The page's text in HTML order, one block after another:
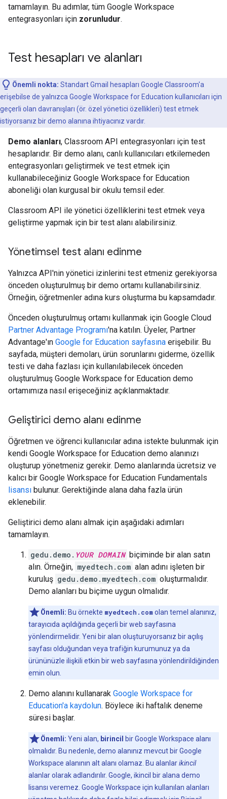
tamamlayın. Bu adımlar, tüm Google Workspace
entegrasyonları için zorunludur.
Test hesapları ve alanları
Önemli nokta: Standart Gmail hesapları Google Classroom'a
erişebilse de yalnızca Google Workspace for Education kullanıcıları için
geçerli olan davranışları (ör. özel yönetici özellikleri) test etmek
istiyorsanız bir demo alanına ihtiyacınız vardır.
Demo alanları, Classroom API entegrasyonları için test
hesaplarıdır. Bir demo alanı, canlı kullanıcıları etkilemeden
entegrasyonları geliştirmek ve test etmek için
kullanabileceğiniz Google Workspace for Education
aboneliği olan kurgusal bir okulu temsil eder.
Classroom API ile yönetici özelliklerini test etmek veya
geliştirme yapmak için bir test alanı alabilirsiniz.
Yönetimsel test alanı edinme
Yalnızca API'nin yönetici izinlerini test etmeniz gerekiyorsa
önceden oluşturulmuş bir demo ortamı kullanabilirsiniz.
Örneğin, öğretmenler adına kurs oluşturma bu kapsamdadır.
Önceden oluşturulmuş ortamı kullanmak için Google Cloud
Partner Advantage Programı'na katılın. Üyeler, Partner
Advantage'ın Google for Education sayfasına erişebilir. Bu
sayfada, müşteri demoları, ürün sorunlarını giderme, özellik
testi ve daha fazlası için kullanılabilecek önceden
oluşturulmuş Google Workspace for Education demo
ortamımıza nasıl erişeceğiniz açıklanmaktadır.
Geliştirici demo alanı edinme
Öğretmen ve öğrenci kullanıcılar adına istekte bulunmak için
kendi Google Workspace for Education demo alanınızı
oluşturup yönetmeniz gerekir. Demo alanlarında ücretsiz ve
kalıcı bir Google Workspace for Education Fundamentals
lisansı bulunur. Gerektiğinde alana daha fazla ürün
eklenebilir.
Geliştirici demo alanı almak için aşağıdaki adımları
tamamlayın.
gedu.demo. YOUR DOMAIN biçiminde bir alan satın
alın. Örneğin, myedtech.com alan adını işleten bir
kuruluş gedu.demo.myedtech.com oluşturmalıdır.
Demo alanları bu biçime uygun olmalıdır.
Önemli: Bu örnekte myedtech.comolan temel alanınız,
tarayıcıda açıldığında geçerli bir web sayfasına
yönlendirmelidir. Yeni bir alan oluşturuyorsanız bir açılış
sayfası olduğundan veya trafiğin kurumunuz ya da
ürününüzle ilişkili etkin bir web sayfasına yönlendirildiğinden
emin olun.
Demo alanını kullanarak Google Workspace for
Education'a kaydolun. Böylece iki haftalık deneme
süresi başlar.
Önemli: Yeni alan, birincil
bir Google Workspace alanı
olmalıdır. Bu nedenle, demo alanınız mevcut bir Google
Workspace alanının alt alanı olamaz. Bu alanlarikincil
alanlar olarak adlandırılır. Google, ikincil bir alana demo
lisansı veremez. Google Workspace için kullanılan alanları